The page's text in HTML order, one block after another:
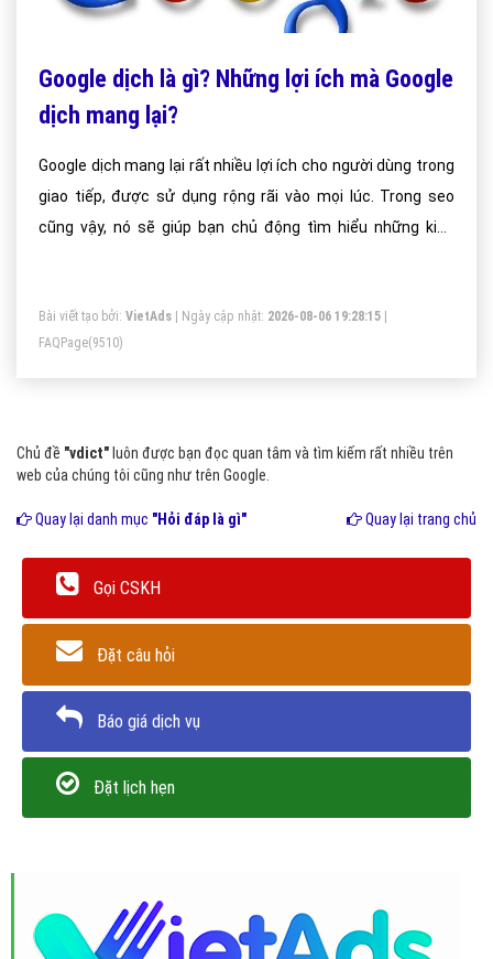
Google dịch là gì? Những lợi ích mà Google
dịch mang lại?
Google dịch mang lại rất nhiều lợi ích cho người dùng trong
giao tiếp, được sử dụng rộng rãi vào mọi lúc. Trong seo
cũng vậy, nó sẽ giúp bạn chủ động tìm hiểu những kiến
Bài viết tạo bởi: VietAds | Ngày cập nhật: 2026-08-06 19:28:15
FAQPage(9510)
Chủ đề "vdict" luôn được bạn đọc quan tâm và tìm kiếm rất nhiều trên
web của chúng tôi cũng như trên Google.
Quay lại danh mục "Hỏi đáp là gì" Quay lại trang chủ
Gọi CSKH
Đặt câu hỏi
Báo giá dịch vụ
Đặt lịch hẹn